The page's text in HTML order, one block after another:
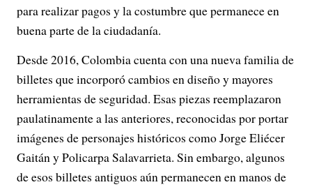
para realizar pagos y la costumbre que permanece en
buena parte de la ciudadanía.
Desde 2016, Colombia cuenta con una nueva familia de
billetes que incorporó cambios en diseño y mayores
herramientas de seguridad. Esas piezas reemplazaron
paulatinamente a las anteriores, reconocidas por portar
imágenes de personajes históricos como Jorge Eliécer
Gaitán y Policarpa Salavarrieta. Sin embargo, algunos
de esos billetes antiguos aún permanecen en manos de